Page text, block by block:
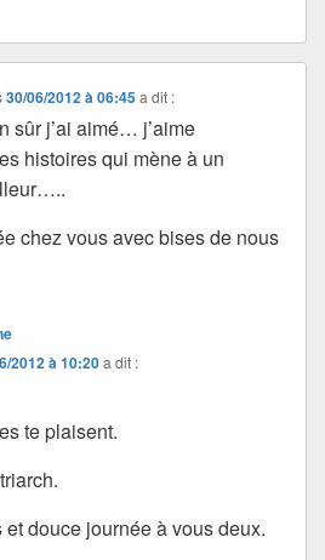
30/06/2012 à 06:45 a dit :
sûr j’ai aimé… j’aime
histoires qui mène à un
chez vous avec bises de nous
2012 à 10:20a dit :
te plaisent.
douce journée à vous deux.